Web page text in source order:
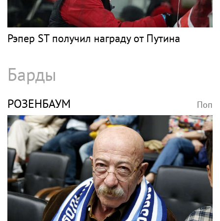
ЭЛДЖЕЙ Поп
В России ликвидируют компанию Элджея
РЭПЕР ST Поп